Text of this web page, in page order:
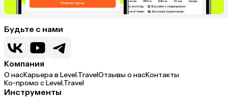
Будьте с нами
Компания
О насКарьера в Level.TravelОтзывы о насКонтакты
Ко-промо с Level.Travel
Инструменты